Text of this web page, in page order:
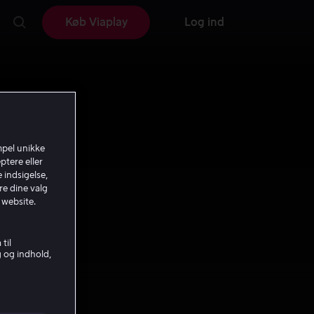
Køb Viaplay Log ind
unikke
eller
dine valg
til
indhold,